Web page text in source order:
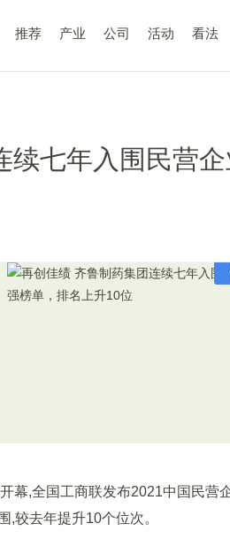
推荐 产业 公司 活动 看法
续七年入围民营
,全国工商联发布2021中国民营
,较去年提升10个位次。